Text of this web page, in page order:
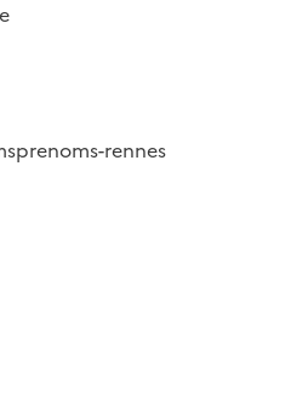
prenoms-rennes